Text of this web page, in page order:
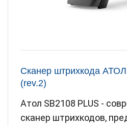
Сканер штрихкода
(rev.2)
Атол SB2108 PLUS -
сканер штрихкодов,